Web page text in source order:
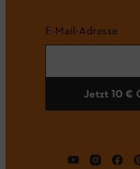
E-Mail-Adresse
Jetzt 10 €